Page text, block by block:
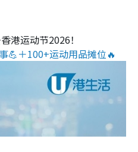
港运动节2026！
💪＋100+运动用品摊位🔥